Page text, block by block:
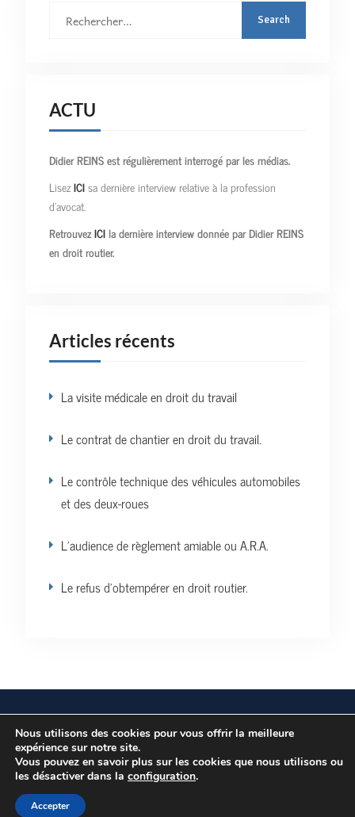
ACTU
Didier REINS est régulièrement interrogé par les médias.
LisezICIsa dernière interview relative à la profession
d’avocat.
RetrouvezICIla dernière interview donnée par Didier REINS
en droit routier.
Articles récents
La visite médicale en droit du travail
Le contrat de chantier en droit du travail.
Le contrôle technique des véhicules automobiles
et des deux-roues
L’audience de règlement amiable ou A.R.A.
Le refus d’obtempérer en droit routier.
Vos données personnelles Politique de confidentialité
Copyright © Tous droits réservés.
Nous utilisons des cookies pour vous offrir la meilleure
expérience sur notre site.
Vous pouvez en savoir plus sur les cookies que nous utilisons ou
les désactiver dans la configuration.
Accepter